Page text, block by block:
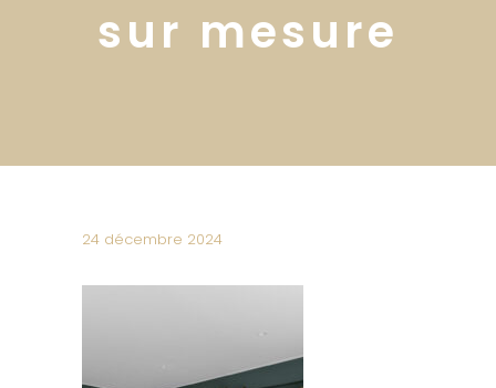
sur mesure
24 décembre 2024